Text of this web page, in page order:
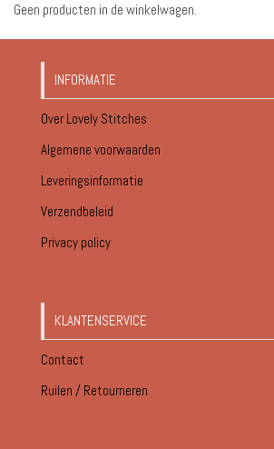
Geen producten in de winkelwagen.
INFORMATIE
Over Lovely Stitches
Algemene voorwaarden
Leveringsinformatie
Verzendbeleid
Privacy policy
KLANTENSERVICE
Contact
Ruilen / Retourneren